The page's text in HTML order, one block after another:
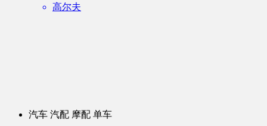
高尔夫
汽车 汽配 摩配 单车